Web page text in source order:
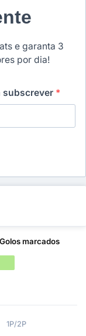
e garanta 3
por dia!
subscrever *
Golos marcados
1P/2P